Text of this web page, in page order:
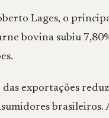
Lages, o
bovina subiu
exportações